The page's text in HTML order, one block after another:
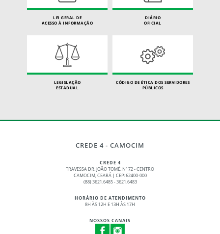
LEI GERAL DE
ACESSO À INFORMAÇÃO
DIÁRIO
OFICIAL
LEGISLAÇÃO
ESTADUAL
CÓDIGO DE ÉTICA DOS SERVIDORES
PÚBLICOS
CREDE 4 - CAMOCIM
CREDE 4
TRAVESSA DR. JOÃO TOMÉ, Nº 72 - CENTRO
CAMOCIM, CEARÁ | CEP: 62400-000
(88) 3621.6485 - 3621.6483
HORÁRIO DE ATENDIMENTO
8H ÀS 12H E 13H ÀS 17H
NOSSOS CANAIS